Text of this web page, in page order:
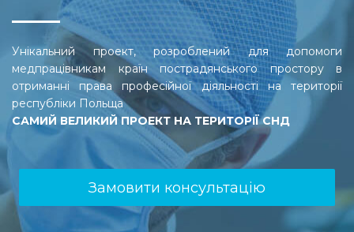
Унікальний проект, розроблений для допомоги
медпрацівникам країн пострадянського простору в
отриманні права професійної діяльності на території
республіки Польща
САМИЙ ВЕЛИКИЙ ПРОЕКТ НА ТЕРИТОРІЇ СНД
Замовити консультацію